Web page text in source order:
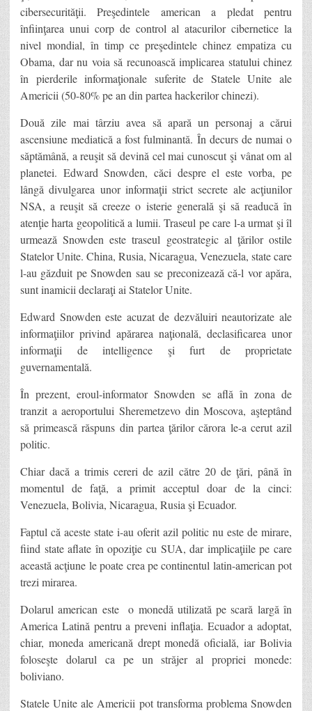
cibersecurităţii. Preşedintele american a pledat pentru
înfiinţarea unui corp de control al atacurilor cibernetice la
nivel mondial, în timp ce preşedintele chinez empatiza cu
Obama, dar nu voia să recunoască implicarea statului chinez
în pierderile informaţionale suferite de Statele Unite ale
Americii (50-80% pe an din partea hackerilor chinezi).
Două zile mai târziu avea să apară un personaj a cărui
ascensiune mediatică a fost fulminantă. În decurs de numai o
săptămână, a reuşit să devină cel mai cunoscut şi vânat om al
planetei. Edward Snowden, căci despre el este vorba, pe
lângă divulgarea unor informaţii strict secrete ale acţiunilor
NSA, a reuşit să creeze o isterie generală şi să readucă în
atenţie harta geopolitică a lumii. Traseul pe care l-a urmat şi îl
urmează Snowden este traseul geostrategic al ţărilor ostile
Statelor Unite. China, Rusia, Nicaragua, Venezuela, state care
l-au găzduit pe Snowden sau se preconizează că-l vor apăra,
sunt inamicii declaraţi ai Statelor Unite.
Edward Snowden este acuzat de dezvăluiri neautorizate ale
informaţiilor privind apărarea naţională, declasificarea unor
informaţii de intelligence şi furt de proprietate
guvernamentală.
În prezent, eroul-informator Snowden se află în zona de
tranzit a aeroportului Sheremetzevo din Moscova, aşteptând
să primească răspuns din partea ţărilor cărora le-a cerut azil
politic.
Chiar dacă a trimis cereri de azil către 20 de ţări, până în
momentul de faţă, a primit acceptul doar de la cinci:
Venezuela, Bolivia, Nicaragua, Rusia şi Ecuador.
Faptul că aceste state i-au oferit azil politic nu este de mirare,
fiind state aflate în opoziţie cu SUA, dar implicaţiile pe care
această acţiune le poate crea pe continentul latin-american pot
trezi mirarea.
Dolarul american este o monedă utilizată pe scară largă în
America Latină pentru a preveni inflaţia. Ecuador a adoptat,
chiar, moneda americană drept monedă oficială, iar Bolivia
foloseşte dolarul ca pe un străjer al propriei monede:
boliviano.
Statele Unite ale Americii pot transforma problema Snowden